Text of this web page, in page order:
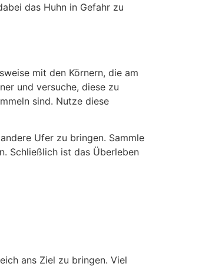
das Huhn in Gefahr zu
mit den Körnern, die am
und versuche, diese zu
sind. Nutze diese
Ufer zu bringen. Sammle
Schließlich ist das Überleben
ans Ziel zu bringen. Viel